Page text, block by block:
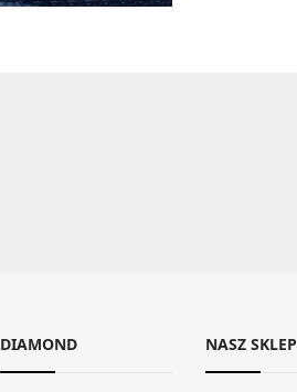
DIAMOND NASZ SKLEP